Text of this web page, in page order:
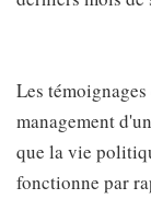
Les
management
que la vie
fonctionne par